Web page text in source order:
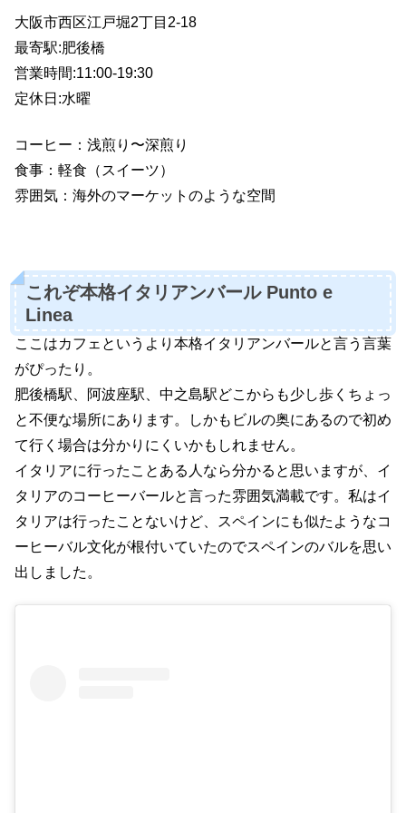
大阪市西区江戸堀2丁目2-18
最寄駅:肥後橋
営業時間:11:00-19:30
定休日:水曜
コーヒー：浅煎り〜深煎り
食事：軽食（スイーツ）
雰囲気：海外のマーケットのような空間
これぞ本格イタリアンバール Punto e
Linea
ここはカフェというより本格イタリアンバールと言う言葉
がぴったり。
肥後橋駅、阿波座駅、中之島駅どこからも少し歩くちょっ
と不便な場所にあります。しかもビルの奥にあるので初め
て行く場合は分かりにくいかもしれません。
イタリアに行ったことある人なら分かると思いますが、イ
タリアのコーヒーバールと言った雰囲気満載です。私はイ
タリアは行ったことないけど、スペインにも似たようなコ
ーヒーバル文化が根付いていたのでスペインのバルを思い
出しました。